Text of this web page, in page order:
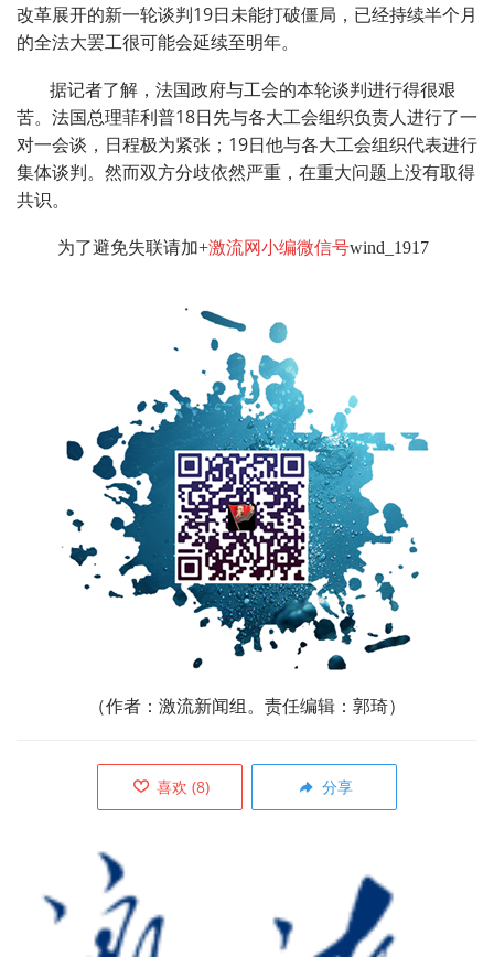
改革展开的新一轮谈判19日未能打破僵局，已经持续半个月
的全法大罢工很可能会延续至明年。
据记者了解，法国政府与工会的本轮谈判进行得很艰
苦。法国总理菲利普18日先与各大工会组织负责人进行了一
对一会谈，日程极为紧张；19日他与各大工会组织代表进行
集体谈判。然而双方分歧依然严重，在重大问题上没有取得
共识。
为了避免失联请加+激流网小编微信号wind_1917
（作者：激流新闻组 。责任编辑：郭琦）
喜欢 (8) 分享